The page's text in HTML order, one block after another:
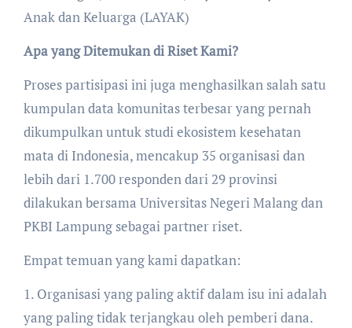
Anak dan Keluarga (LAYAK)
Apa yang Ditemukan di Riset Kami?
Proses partisipasi ini juga menghasilkan salah satu
kumpulan data komunitas terbesar yang pernah
dikumpulkan untuk studi ekosistem kesehatan
mata di Indonesia, mencakup 35 organisasi dan
lebih dari 1.700 responden dari 29 provinsi
dilakukan bersama Universitas Negeri Malang dan
PKBI Lampung sebagai partner riset.
Empat temuan yang kami dapatkan:
1. Organisasi yang paling aktif dalam isu ini adalah
yang paling tidak terjangkau oleh pemberi dana.